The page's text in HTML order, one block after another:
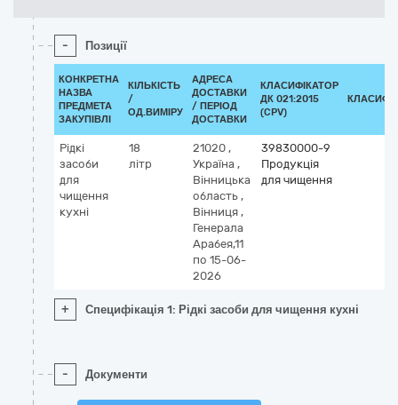
- Позиції
КОНКРЕТНА
НАЗВА
ПРЕДМЕТА
ЗАКУПІВЛІ
КІЛЬКІСТЬ
/
ОД.ВИМІРУ
АДРЕСА
ДОСТАВКИ
/ ПЕРІОД
ДОСТАВКИ
КЛАСИФІКАТОР
ДК 021:2015
(CPV)
Рідкі
засоби
для
чищення
кухні
18
літр
21020 ,
Україна ,
Вінницька
область ,
Вінниця ,
Генерала
Арабея,11
по 15-06-
2026
39830000-9
Продукція
для чищення
+ Специфікація 1: Рідкі засоби для чищення кухні
- Документи